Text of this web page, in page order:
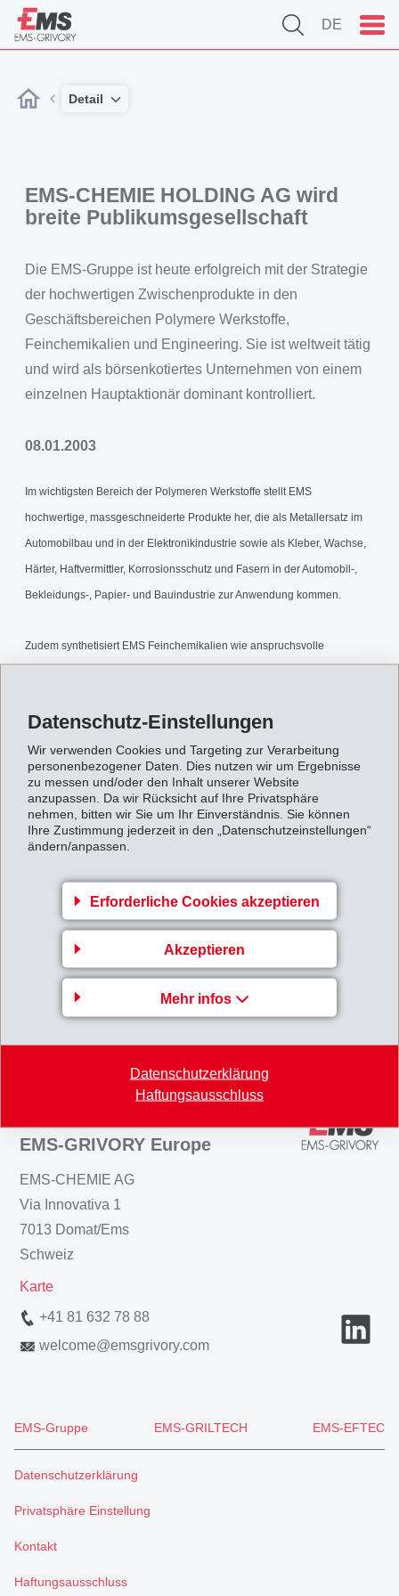
Datenschutz-Einstellungen
Wir verwenden Cookies und Targeting zur Verarbeitung
personenbezogener Daten. Dies nutzen wir um Ergebnisse
zu messen und/oder den Inhalt unserer Website
anzupassen. Da wir Rücksicht auf Ihre Privatsphäre
nehmen, bitten wir Sie um Ihr Einverständnis. Sie können
Ihre Zustimmung jederzeit in den „Datenschutzeinstellungen“
ändern/anpassen.
Erforderliche Cookies akzeptieren
Akzeptieren
Mehr infos
Datenschutzerklärung
Haftungsausschluss
DE
Detail
EMS-CHEMIE HOLDING AG wird
breite Publikumsgesellschaft
Die EMS-Gruppe ist heute erfolgreich mit der Strategie
der hochwertigen Zwischenprodukte in den
Geschäftsbereichen Polymere Werkstoffe,
Feinchemikalien und Engineering. Sie ist weltweit tätig
und wird als börsenkotiertes Unternehmen von einem
einzelnen Hauptaktionär dominant kontrolliert.
08.01.2003
Im wichtigsten Bereich der Polymeren Werkstoffe stellt EMS
hochwertige, massgeschneiderte Produkte her, die als Metallersatz im
Automobilbau und in der Elektronikindustrie sowie als Kleber, Wachse,
Härter, Haftvermittler, Korrosionsschutz und Fasern in der Automobil-,
Bekleidungs-, Papier- und Bauindustrie zur Anwendung kommen.
Zudem synthetisiert EMS Feinchemikalien wie anspruchsvolle
Schliesslich plant und baut EMS im Bereich Engineering hochwertige
Polymer- und Synthesefaseranlagen und produziert Airbaganzünder.
EMS hat ihre Strategie und - darauf ausgerichtet - die Kapitalstruktur auf
die Bedürfnisse der Zukunft überprüft und, wie im Februar 2002 auf
Ende Jahr in der Öffentlichkeit angekündigt, die entsprechenden
Entscheide gefällt.
Publikumsgesellschaft.pdf
Zurück zur Übersicht
EMS-GRIVORY Europe
EMS-CHEMIE AG
Via Innovativa 1
7013 Domat/Ems
Schweiz
Karte
+41 81 632 78 88
welcome@emsgrivory.com
EMS-Gruppe EMS-GRILTECH EMS-EFTEC
Datenschutzerklärung
Privatsphäre Einstellung
Kontakt
Haftungsausschluss